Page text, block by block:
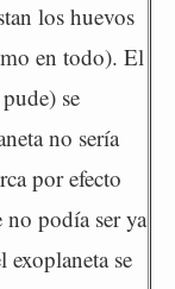
los huevos
en todo). El
se
no sería
por efecto
podía ser ya
exoplaneta se